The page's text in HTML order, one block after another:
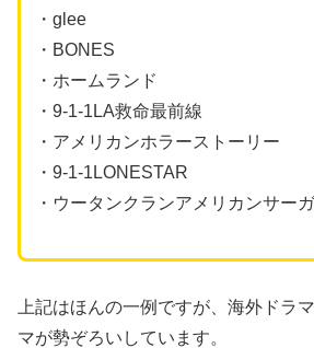
・glee
・BONES
・ホームランド
・9-1-1LA救命最前線
・アメリカンホラーストーリー
・9-1-1LONESTAR
・ウータンクランアメリカンサーガ
上記はほんの一例ですが、海外ドラ
マが勢ぞろいしています。